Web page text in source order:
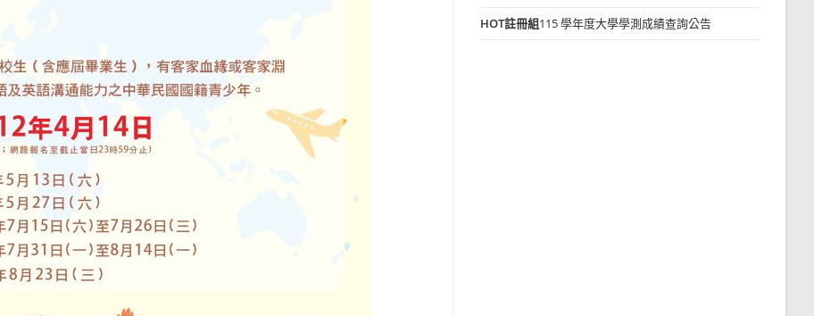
HOT註冊組115 學年度大學學測成績查詢公告